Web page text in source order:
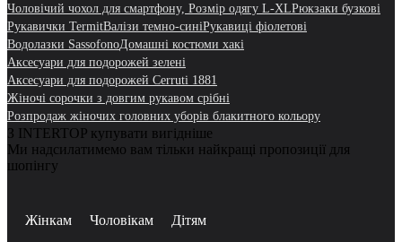
Чоловічий чохол для смартфону, Розмір одягу L-XLРюкзаки бузкові
Рукавички TermitВалізи темно-синіРукавиці фіолетові
Водолазки SassofonoДомашні костюми хакі
Аксесуари для подорожей зелені
Аксесуари для подорожей Cerruti 1881
Жіночі сорочки з довгим рукавом срібні
Розпродаж жіночих головних уборів блакитного кольору
З INTERTOP купувати вигідніше
Ми надсилатимемо вам тільки найкращі пропозиції для
шопінгу
Жінкам Чоловікам Дітям